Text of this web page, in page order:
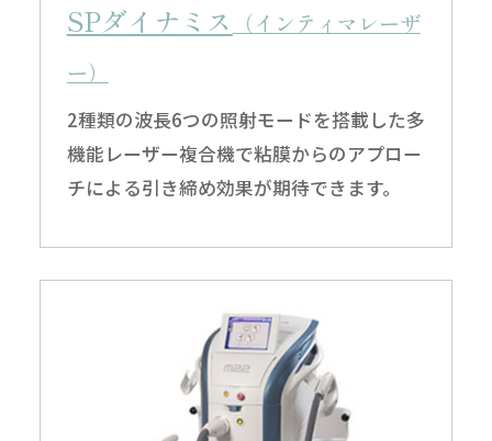
SPダイナミス
（インティマレーザ
ー）
2種類の波長6つの照射モードを搭載した多
機能レーザー複合機で粘膜からのアプロー
チによる引き締め効果が期待できます。